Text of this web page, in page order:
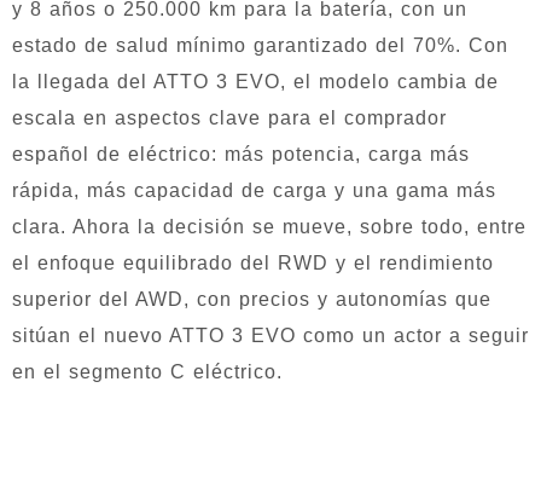
y 8 años o 250.000 km para la batería, con un
estado de salud mínimo garantizado del 70%. Con
la llegada del ATTO 3 EVO, el modelo cambia de
escala en aspectos clave para el comprador
español de eléctrico: más potencia, carga más
rápida, más capacidad de carga y una gama más
clara. Ahora la decisión se mueve, sobre todo, entre
el enfoque equilibrado del RWD y el rendimiento
superior del AWD, con precios y autonomías que
sitúan el nuevo ATTO 3 EVO como un actor a seguir
en el segmento C eléctrico.